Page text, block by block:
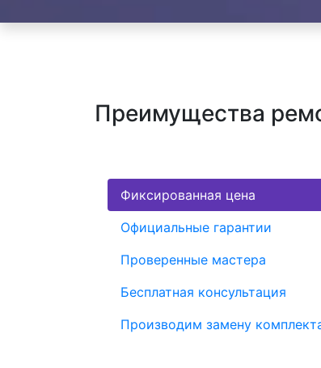
Преимущества
Фиксированная цена
Официальные гарантии
Проверенные мастера
Бесплатная консультация
Производим замену